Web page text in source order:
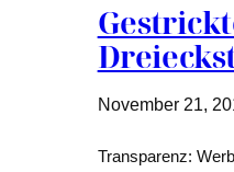
November 21,
Transparenz: